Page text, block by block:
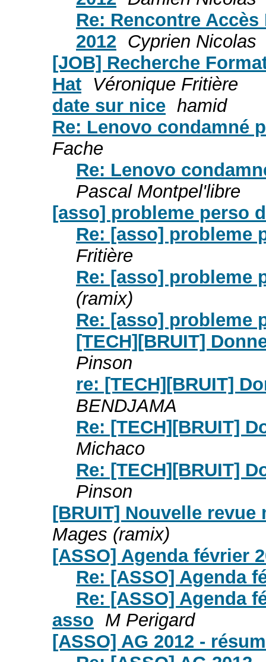
Re: Rencontre
2012 Cyprien Nicolas
[JOB] Recherche
Hat Véronique Fritière
date sur nice hamid
Re: Lenovo condamné
Fache
Re: Lenovo
Pascal Montpel'libre
[asso] probleme perso
Re: [asso] probleme
Fritière
Re: [asso] probleme
(ramix)
Re: [asso] probleme
[TECH][BRUIT]
Pinson
re: [TECH][BRUIT]
BENDJAMA
Re: [TECH][BRUIT]
Michaco
Re: [TECH][BRUIT]
Pinson
[BRUIT] Nouvelle
Mages (ramix)
[ASSO] Agenda février
Re: [ASSO] Agenda
Re: [ASSO] Agenda
asso M Perigard
[ASSO] AG 2012 -